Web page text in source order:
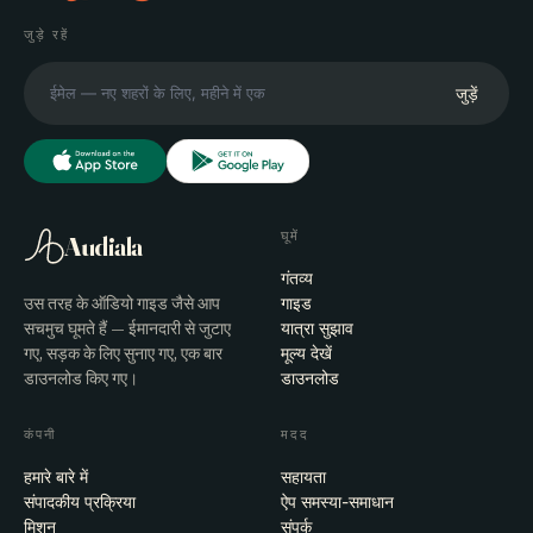
जुड़े रहें
जुड़ें
Audiala
उस तरह के ऑडियो गाइड जैसे आप
सचमुच घूमते हैं — ईमानदारी से जुटाए
गए, सड़क के लिए सुनाए गए, एक बार
डाउनलोड किए गए।
घूमें
गंतव्य
गाइड
यात्रा सुझाव
मूल्य देखें
डाउनलोड
कंपनी
हमारे बारे में
संपादकीय प्रक्रिया
मिशन
मदद
सहायता
ऐप समस्या-समाधान
संपर्क